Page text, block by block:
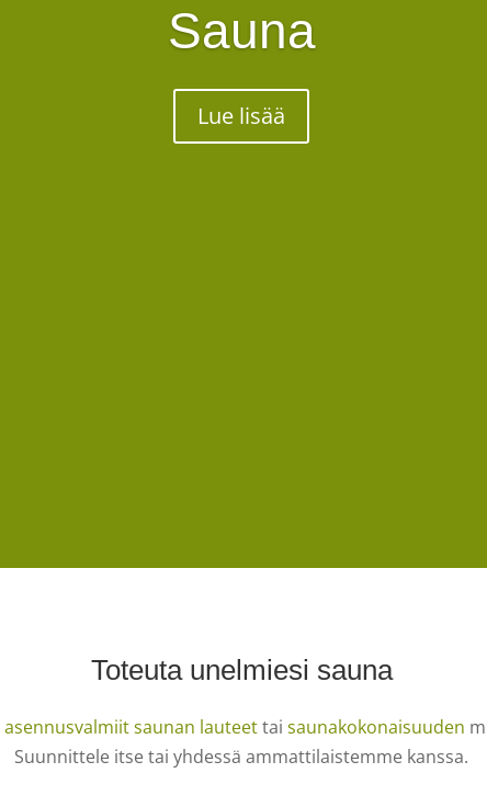
Sauna
Lue lisää
Toteuta unelmiesi sauna
asennusvalmiit saunan lauteettai saunakokonaisuuden
Suunnittele itse tai yhdessä ammattilaistemme kanssa.